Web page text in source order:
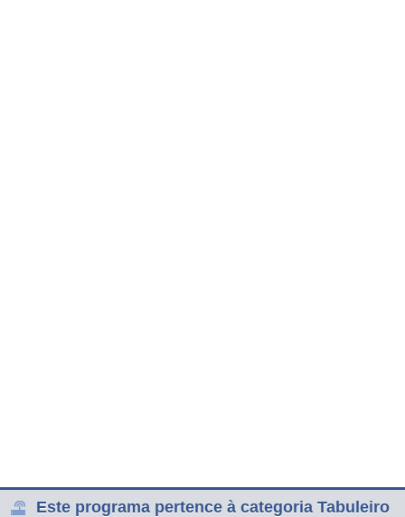
Este programa pertence à categoria Tabuleiro